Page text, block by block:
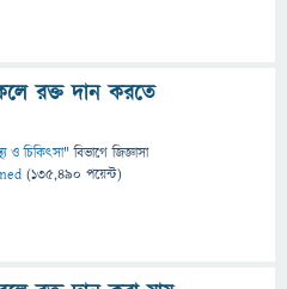
রক্ত দান করতে
ও চিকিৎসা" বিভাগে জিজ্ঞাসা
(135,490 পয়েন্ট)